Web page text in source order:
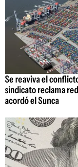
Se reaviva el
sindicato reclama
acordó el Sunca